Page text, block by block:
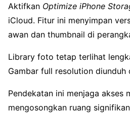
Aktifkan Optimize iPhone
iCloud. Fitur ini menyimpan
awan dan thumbnail di
Library foto tetap terlihat
Gambar full resolution
Pendekatan ini menjaga akses
mengosongkan ruang